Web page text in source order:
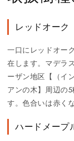
レッドオーク
一口にレッドオー
在します。マデラ
ーザン地区【（イ
アンの木】周辺の
す。色合いは赤く
ハードメープ